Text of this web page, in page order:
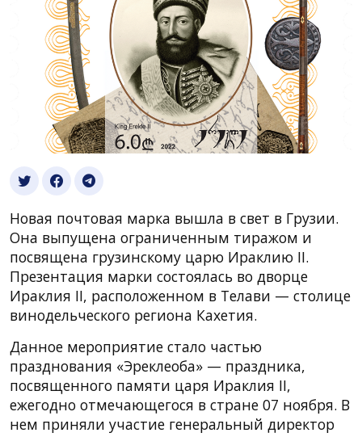
Новая почтовая марка вышла в свет в Грузии.
Она выпущена ограниченным тиражом и
посвящена грузинскому царю Ираклию II.
Презентация марки состоялась во дворце
Ираклия II, расположенном в Телави — столице
винодельческого региона Кахетия.
Данное мероприятие стало частью
празднования «Эреклеоба» — праздника,
посвященного памяти царя Ираклия II,
ежегодно отмечающегося в стране 07 ноября. В
нем приняли участие генеральный директор